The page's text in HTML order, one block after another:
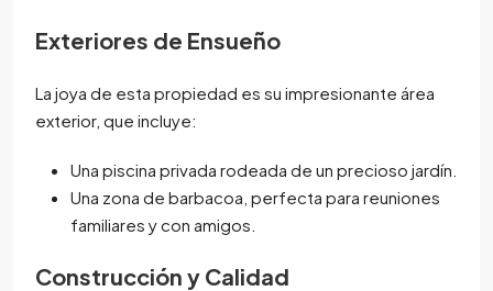
Exteriores de Ensueño
La joya de esta propiedad es su impresionante área
exterior, que incluye:
Una piscina privada rodeada de un precioso jardín.
Una zona de barbacoa, perfecta para reuniones
familiares y con amigos.
Construcción y Calidad